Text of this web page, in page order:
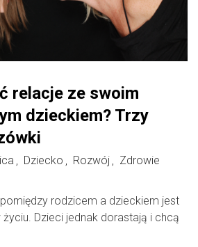
relacje ze swoim
dzieckiem? Trzy
, Dziecko , Rozwój ,
Zdrowie
rodzicem a dzieckiem jest
Dzieci jednak dorastają i chcą